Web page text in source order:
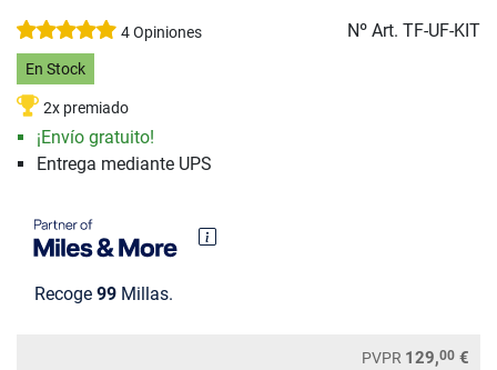
4 Opiniones Nº Art. TF-UF-KIT
En Stock
2x premiado
¡Envío gratuito!
Entrega mediante UPS
Recoge 99 Millas.
PVPR 129,00 €